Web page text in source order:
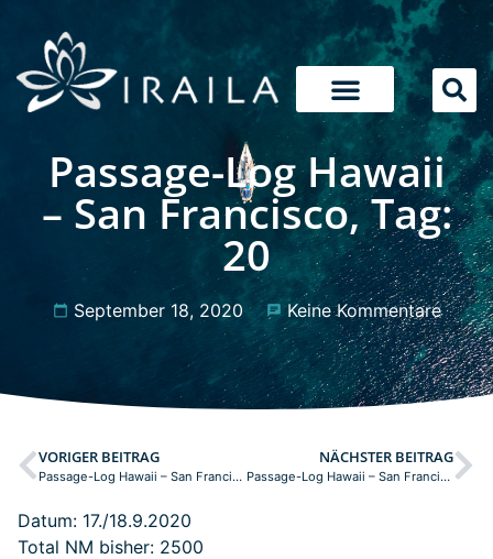
Passage-Log Hawaii
– San Francisco, Tag:
20
September 18, 2020 Keine Kommentare
VORIGER BEITRAG
Passage-Log Hawaii – San Francisco, Tag: 19
NÄCHSTER BEITRAG
Passage-Log Hawaii – San Francisco, Tag: 21
Datum: 17./18.9.2020
Total NM bisher: 2500